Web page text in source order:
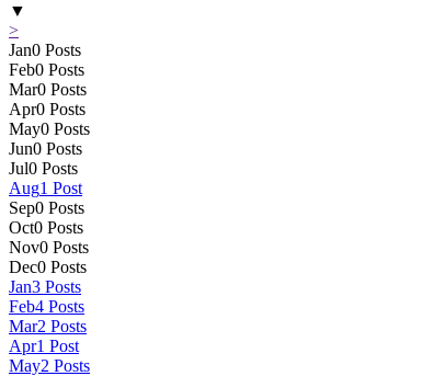
▼
>
Jan0 Posts
Feb0 Posts
Mar0 Posts
Apr0 Posts
May0 Posts
Jun0 Posts
Jul0 Posts
Aug1 Post
Sep0 Posts
Oct0 Posts
Nov0 Posts
Dec0 Posts
Jan3 Posts
Feb4 Posts
Mar2 Posts
Apr1 Post
May2 Posts